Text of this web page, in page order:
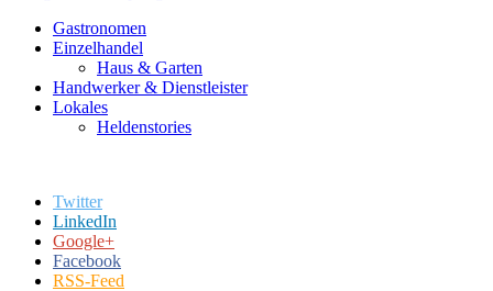
Gastronomen
Einzelhandel
Haus & Garten
Handwerker & Dienstleister
Lokales
Heldenstories
Twitter
LinkedIn
Google+
Facebook
RSS-Feed